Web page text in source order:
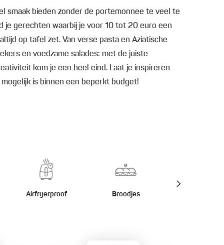
smaak bieden zonder de portemonnee te veel te
je gerechten waarbij je voor 10 tot 20 euro een
op tafel zet. Van verse pasta en Aziatische
en voedzame salades: met de juiste
kom je een heel eind. Laat je inspireren
is binnen een beperkt budget!
Airfryerproof Broodjes